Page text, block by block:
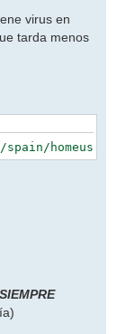
virus en
tarda menos